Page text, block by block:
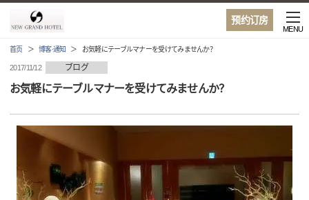
预约订房
MENU
首页 博客·通知 お気軽にテーブルマナーを受けてみませんか？
2017/11/12 ブログ
お気軽にテーブルマナーを受けてみませんか？